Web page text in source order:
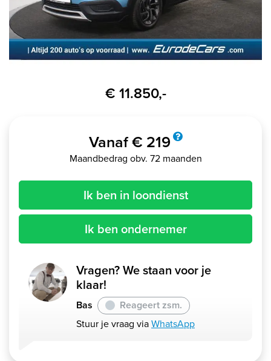
€ 11.850,-
Vanaf € 219
Maandbedrag obv. 72 maanden
Ik ben in loondienst
Ik ben ondernemer
Vragen? We staan voor je
klaar!
Bas
Reageert zsm.
Stuur je vraag viaWhatsApp